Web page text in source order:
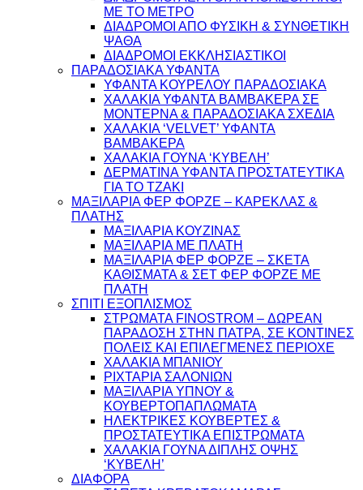
ΜΕ ΤΟ ΜΕΤΡΟ
ΔΙΑΔΡΟΜΟΙ ΑΠΟ ΦΥΣΙΚΗ & ΣΥΝΘΕΤΙΚΗ
ΨΑΘΑ
ΔΙΑΔΡΟΜΟΙ ΕΚΚΛΗΣΙΑΣΤΙΚΟΙ
ΠΑΡΑΔΟΣΙΑΚΑ ΥΦΑΝΤΑ
ΥΦΑΝΤΑ ΚΟΥΡΕΛΟΥ ΠΑΡΑΔΟΣΙΑΚΑ
ΧΑΛΑΚΙΑ ΥΦΑΝΤΑ ΒΑΜΒΑΚΕΡΑ ΣΕ
ΜΟΝΤΕΡΝΑ & ΠΑΡΑΔΟΣΙΑΚΑ ΣΧΕΔΙΑ
ΧΑΛΑΚΙΑ ‘VELVET’ ΥΦΑΝΤΑ
ΒΑΜΒΑΚΕΡΑ
ΧΑΛΑΚΙΑ ΓΟΥΝΑ ‘ΚΥΒΕΛΗ’
ΔΕΡΜΑΤΙΝΑ ΥΦΑΝΤΑ ΠΡΟΣΤΑΤΕΥΤΙΚΑ
ΓΙΑ ΤΟ ΤΖΑΚΙ
ΜΑΞΙΛΑΡΙΑ ΦΕΡ ΦΟΡΖΕ – ΚΑΡΕΚΛΑΣ &
ΠΛΑΤΗΣ
ΜΑΞΙΛΑΡΙΑ ΚΟΥΖΙΝΑΣ
ΜΑΞΙΛΑΡΙΑ ΜΕ ΠΛΑΤΗ
ΜΑΞΙΛΑΡΙΑ ΦΕΡ ΦΟΡΖΕ – ΣΚΕΤΑ
ΚΑΘΙΣΜΑΤΑ & ΣΕΤ ΦΕΡ ΦΟΡΖΕ ΜΕ
ΠΛΑΤΗ
ΣΠΙΤΙ ΕΞΟΠΛΙΣΜΟΣ
ΣΤΡΩΜΑΤΑ FINOSTROM – ΔΩΡΕΑΝ
ΠΑΡΑΔΟΣΗ ΣΤΗΝ ΠΑΤΡΑ, ΣΕ ΚΟΝΤΙΝΕΣ
ΠΟΛΕΙΣ ΚΑΙ ΕΠΙΛΕΓΜΕΝΕΣ ΠΕΡΙΟΧΕ
ΧΑΛΑΚΙΑ ΜΠΑΝΙΟΥ
ΡΙΧΤΑΡΙΑ ΣΑΛΟΝΙΩΝ
ΜΑΞΙΛΑΡΙΑ ΥΠΝΟΥ &
ΚΟΥΒΕΡΤΟΠΑΠΛΩΜΑΤΑ
ΗΛΕΚΤΡΙΚΕΣ ΚΟΥΒΕΡΤΕΣ &
ΠΡΟΣΤΑΤΕΥΤΙΚΑ ΕΠΙΣΤΡΩΜΑΤΑ
ΧΑΛΑΚΙΑ ΓΟΥΝΑ ΔΙΠΛΗΣ ΟΨΗΣ
‘ΚΥΒΕΛΗ’
ΔΙΑΦΟΡΑ